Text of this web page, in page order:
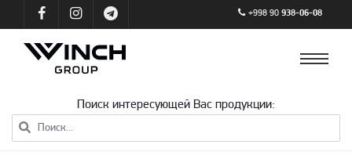
+998 90 938-06-08
Поиск интересующей Вас продукции: